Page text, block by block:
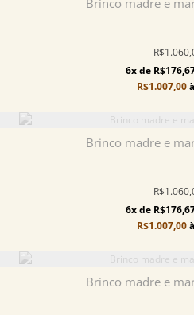
Brinco madre e
6x de
R$1.007,00
Brinco madre e
6x de
R$1.007,00
Brinco madre e